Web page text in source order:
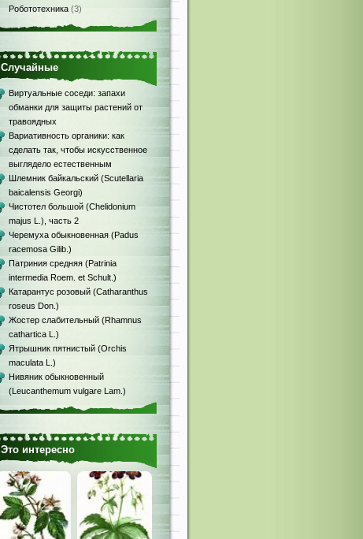
Робототехника (3)
Случайные
Виртуальные соседи: запахи
обманки для защиты растений от
травоядных
Вариативность органики: как
сделать так, чтобы искусственное
выглядело естественным
Шлемник байкальский (Scutellaria
baicalensis Georgi)
Чистотел большой (Chelidonium
majus L.), часть 2
Черемуха обыкновенная (Padus
racemosa Gilib.)
Патриния средняя (Patrinia
intermedia Roem. et Schult.)
Катарантус розовый (Catharanthus
roseus Don.)
Жостер слабительный (Rhamnus
cathartica L.)
Ятрышник пятнистый (Orchis
maculata L.)
Нивяник обыкновенный
(Leucanthemum vulgare Lam.)
Это интересно